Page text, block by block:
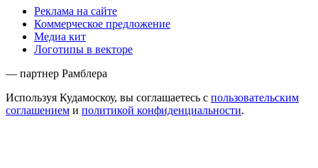
Реклама на сайте
Коммерческое предложение
Медиа кит
Логотипы в векторе
— партнер Рамблера
Используя Кудамоскоу, вы соглашаетесь с пользовательским
соглашением и политикой конфиденциальности.